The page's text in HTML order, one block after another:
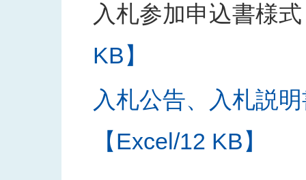
入札参加申込書様式
KB】
入札公告、入札説
【Excel/12 KB】